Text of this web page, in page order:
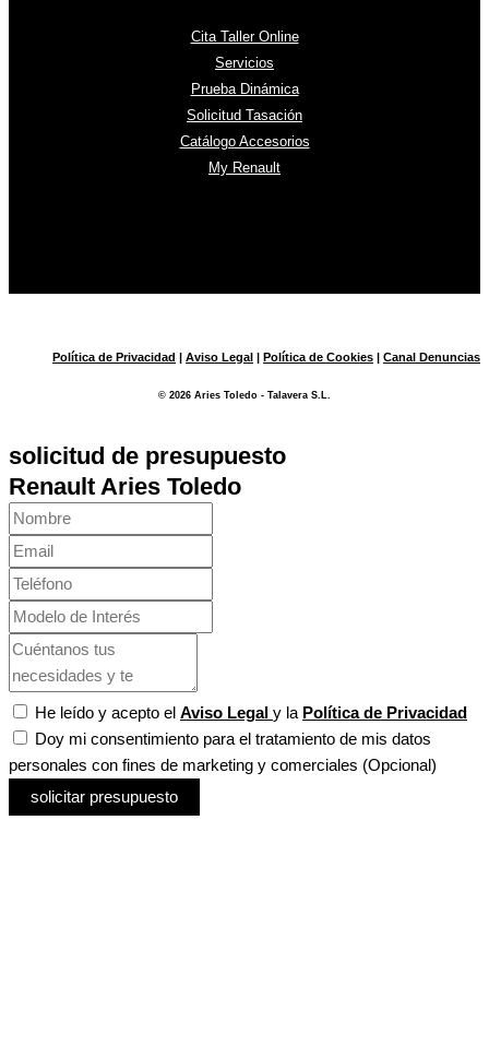
Cita Taller Online
Servicios
Prueba Dinámica
Solicitud Tasación
Catálogo Accesorios
My Renault
Política de Privacidad | Aviso Legal | Política de Cookies | Canal Denuncias
© 2026 Aries Toledo - Talavera S.L.
solicitud de presupuesto
Renault Aries Toledo
He leído y acepto el Aviso Legal y la Política de Privacidad
Doy mi consentimiento para el tratamiento de mis datos
personales con fines de marketing y comerciales (Opcional)
solicitar presupuesto